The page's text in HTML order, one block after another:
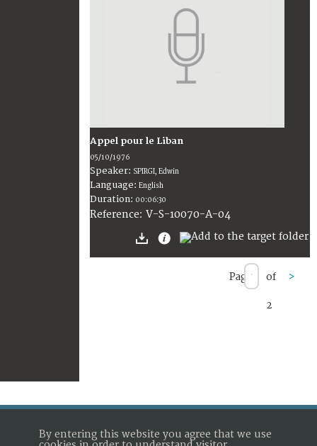
Appel pour le Liban
05/10/1976
Speaker: SPIRGI, Edwin
Language: English
Duration: 00:06:30
Reference: V-S-10070-A-04
Page of
2
>
By entering this website you agree that we use